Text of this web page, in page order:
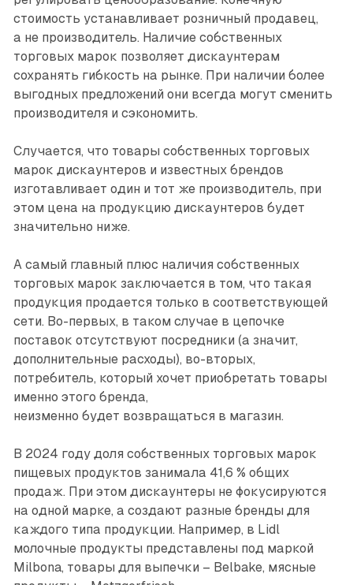
стоимость устанавливает розничный продавец,
а не производитель. Наличие собственных
торговых марок позволяет дискаунтерам
сохранять гибкость на рынке. При наличии более
выгодных предложений они всегда могут сменить
производителя и сэкономить.
Случается, что товары собственных торговых
марок дискаунтеров и известных брендов
изготавливает один и тот же производитель, при
этом цена на продукцию дискаунтеров будет
значительно ниже.
А самый главный плюс наличия собственных
торговых марок заключается в том, что такая
продукция продается только в соответствующей
сети. Во-первых, в таком случае в цепочке
поставок отсутствуют посредники (а значит,
дополнительные расходы), во-вторых,
потребитель, который хочет приобретать товары
именно этого бренда,
неизменно будет возвращаться в магазин.
В 2024 году доля собственных торговых марок
пищевых продуктов занимала 41,6 % общих
продаж. При этом дискаунтеры не фокусируются
на одной марке, а создают разные бренды для
каждого типа продукции. Например, в Lidl
молочные продукты представлены под маркой
Milbona, товары для выпечки – Belbake, мясные